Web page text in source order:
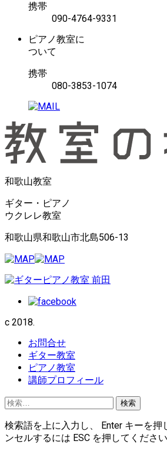
携帯
090-4764-9331
ピアノ教室に
ついて
携帯
080-3853-1074
和歌山教室
ギター・ピアノ
ウクレレ教室
和歌山県和歌山市北島506-13
c 2018.
お問合せ
ギター教室
ピアノ教室
講師プロフィール
検
検索語を上に入力し、 Enter キーを押
ンセルするには ESC を押してください